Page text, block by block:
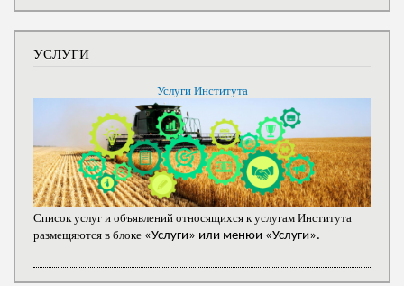
УСЛУГИ
Услуги Института
Список услуг и объявлений относящихся к услугам Института
размещяются в блоке «Услуги» или менюи «Услуги».